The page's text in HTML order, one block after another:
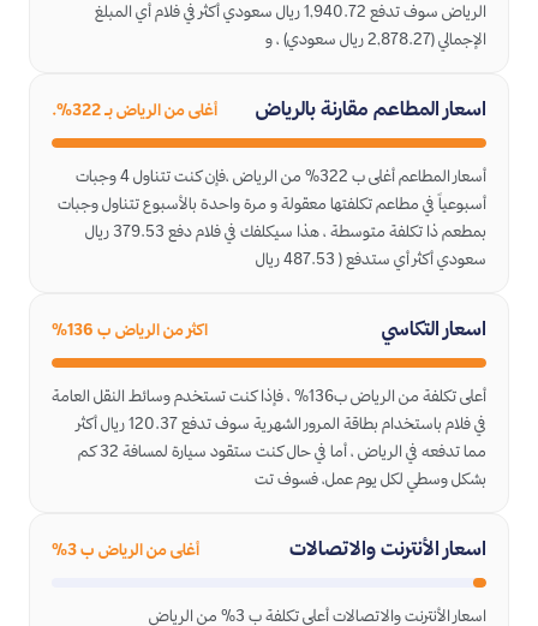
الرياض سوف تدفع 1,940.72 ريال سعودي أكثر في فلام أي المبلغ
الإجمالي (2,878.27 ريال سعودي) ، و
اسعار المطاعم مقارنة بالرياض أغلى من الرياض بـ 322%.
أسعار المطاعم أغلى ب 322% من الرياض ،فإن كنت تتناول 4 وجبات
أسبوعياً في مطاعم تكلفتها معقولة و مرة واحدة بالأسبوع تتناول وجبات
بمطعم ذا تكلفة متوسطة ، هذا سيكلفك في فلام دفع 379.53 ريال
سعودي أكثر أي ستدفع ( 487.53 ريال
اسعار التكاسي اكثر من الرياض ب 136%
أعلى تكلفة من الرياض ب136% ، فإذا كنت تستخدم وسائط النقل العامة
في فلام باستخدام بطاقة المرور الشهرية سوف تدفع 120.37 ريال أكثر
مما تدفعه في الرياض ، أما في حال كنت ستقود سيارة لمسافة 32 كم
بشكل وسطي لكل يوم عمل، فسوف تت
اسعار الأنترنت والاتصالات أغلى من الرياض ب 3%
اسعار الأنترنت والاتصالات أعلى تكلفة ب 3% من الرياض